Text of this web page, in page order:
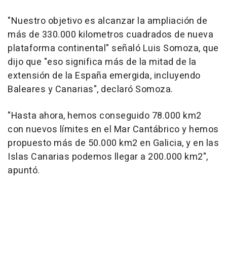
"Nuestro objetivo es alcanzar la ampliación de
más de 330.000 kilometros cuadrados de nueva
plataforma continental" señaló Luis Somoza, que
dijo que "eso significa más de la mitad de la
extensión de la España emergida, incluyendo
Baleares y Canarias", declaró Somoza.
"Hasta ahora, hemos conseguido 78.000 km2
con nuevos límites en el Mar Cantábrico y hemos
propuesto más de 50.000 km2 en Galicia, y en las
Islas Canarias podemos llegar a 200.000 km2",
apuntó.